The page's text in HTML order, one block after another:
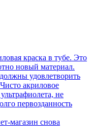
краска в тубе. Это
новый материал.
удовлетворить
акриловое
не
первозданность
магазин снова